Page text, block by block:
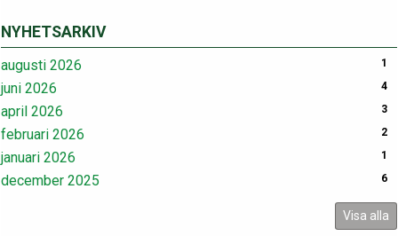
NYHETSARKIV
augusti 2026 1
juni 2026 4
april 2026 3
februari 2026 2
januari 2026 1
december 2025 6
Visa alla